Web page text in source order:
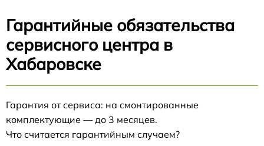
Гарантийные обязательства
сервисного центра в
Хабаровске
Гарантия от сервиса: на смонтированные
комплектующие — до 3 месяцев.
Что считается гарантийным случаем?